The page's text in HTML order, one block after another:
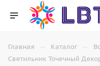
Главная — Каталог —
Светильник Точечный